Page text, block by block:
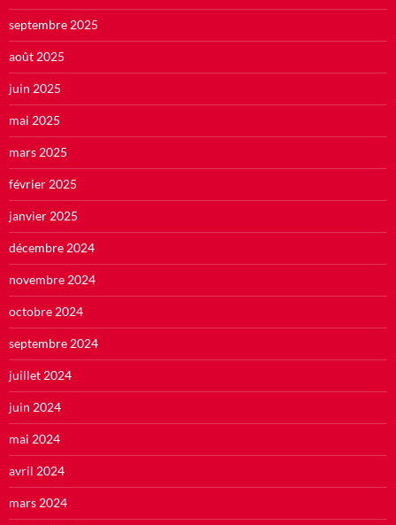
septembre 2025
août 2025
juin 2025
mai 2025
mars 2025
février 2025
janvier 2025
décembre 2024
novembre 2024
octobre 2024
septembre 2024
juillet 2024
juin 2024
mai 2024
avril 2024
mars 2024